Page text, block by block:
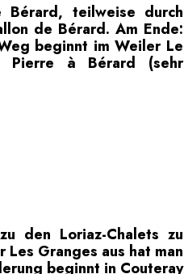
Bérard, teilweise durch
de Bérard. Am Ende:
beginnt im Weiler Le
à Bérard (sehr
den Loriaz-Chalets zu
Granges aus hat man
beginnt in Couteray